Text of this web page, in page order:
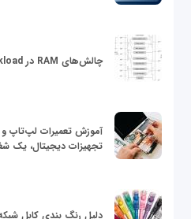
چالش‌های RAM در Workloadهای محاسباتی HPC
آموزش تعمیرات لپ‌تاپ و
تجهیزات دیجیتال، یک
دلیل رنگ بندی کابل